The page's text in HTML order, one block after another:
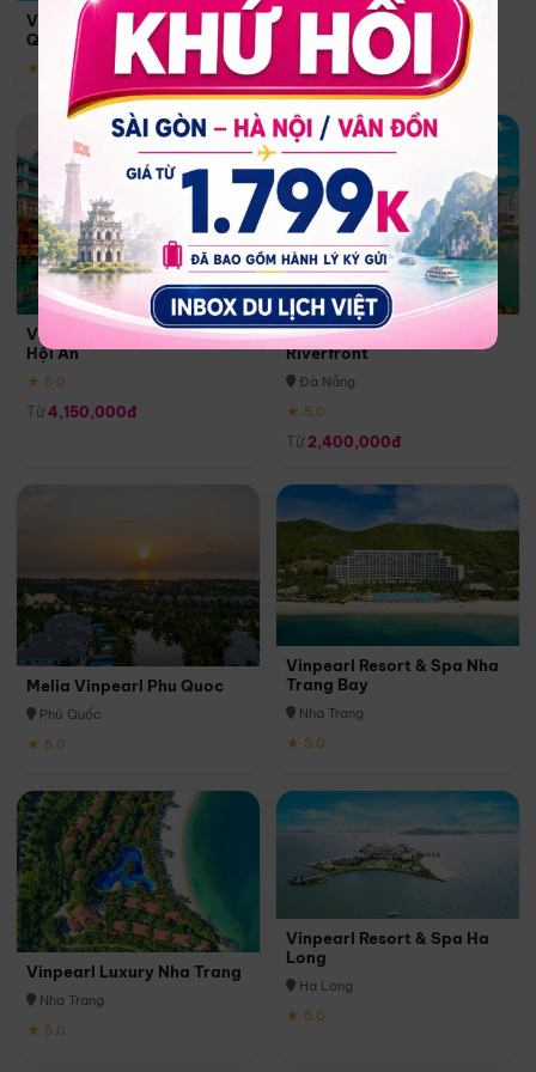
Vinpearl Resort & Spa Phu
Quoc
★ 5.0
Quoc
Phú Quốc
★ 5.0
Vinpearl Resort & Golf Nam
Hội An
★ 5.0
Từ 4,150,000đ
Melia Vinpearl Danang
Riverfront
Đà Nẵng
★ 5.0
Từ 2,400,000đ
Melia Vinpearl Phu Quoc
Phú Quốc
★ 5.0
Vinpearl Resort & Spa Nha
Trang Bay
Nha Trang
★ 5.0
Vinpearl Luxury Nha Trang
Nha Trang
★ 5.0
Vinpearl Resort & Spa Ha
Long
Hạ Long
★ 5.0